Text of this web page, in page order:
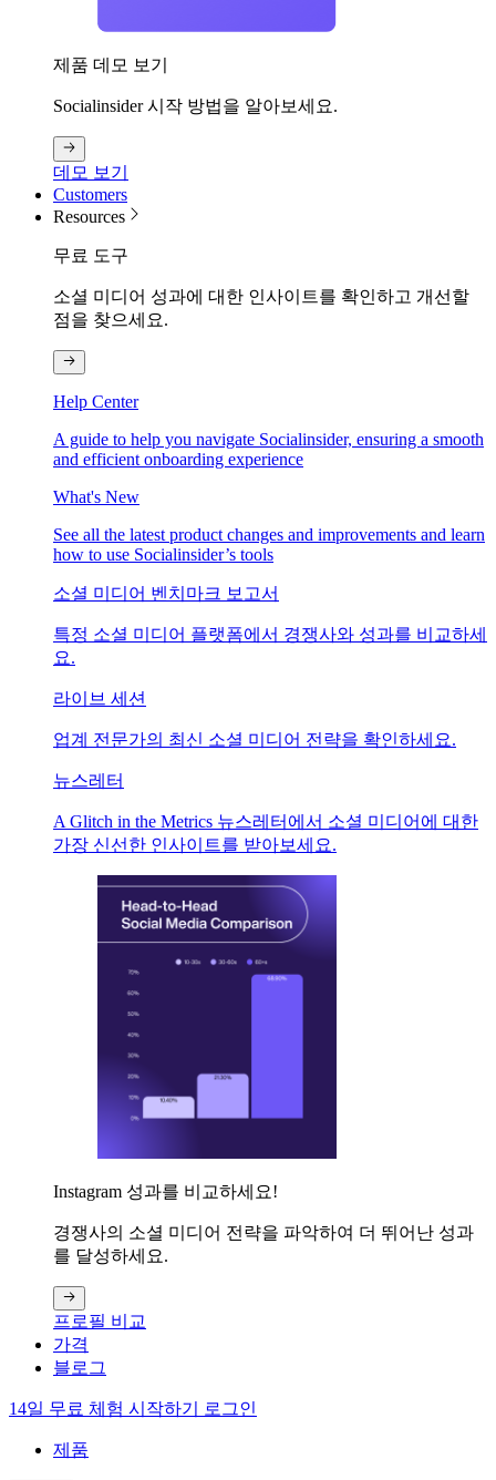
제품 데모 보기
Socialinsider 시작 방법을 알아보세요.
데모 보기
Customers
Resources
무료 도구
소셜 미디어 성과에 대한 인사이트를 확인하고 개선할
점을 찾으세요.
Help Center
A guide to help you navigate Socialinsider, ensuring a smooth
and efficient onboarding experience
What's New
See all the latest product changes and improvements and learn
how to use Socialinsider’s tools
소셜 미디어 벤치마크 보고서
특정 소셜 미디어 플랫폼에서 경쟁사와 성과를 비교하세
요.
라이브 세션
업계 전문가의 최신 소셜 미디어 전략을 확인하세요.
뉴스레터
A Glitch in the Metrics 뉴스레터에서 소셜 미디어에 대한
가장 신선한 인사이트를 받아보세요.
Instagram 성과를 비교하세요!
경쟁사의 소셜 미디어 전략을 파악하여 더 뛰어난 성과
를 달성하세요.
프로필 비교
가격
블로그
14일 무료 체험 시작하기 로그인
제품